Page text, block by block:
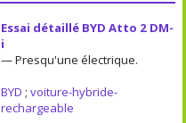
Essai détaillé BYD Atto 2 DM-
i
— Presqu'une électrique.
BYD ; voiture-hybride-
rechargeable